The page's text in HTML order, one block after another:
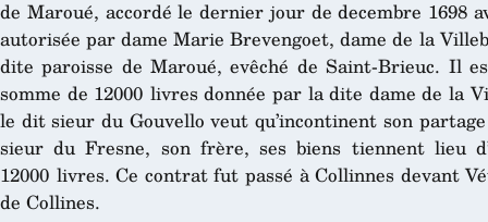
de Maroué, accordé le dernier jour de decembre 1698
autorisée par dame Marie Brevengoet, dame de la
dite paroisse de Maroué, evêché de Saint-Brieuc. Il
somme de 12000 livres donnée par la dite dame de la
le dit sieur du Gouvello veut qu’incontinent son
sieur du Fresne, son frère, ses biens tiennent lieu
12000 livres. Ce contrat fut passé à Collinnes devant
de Collines.